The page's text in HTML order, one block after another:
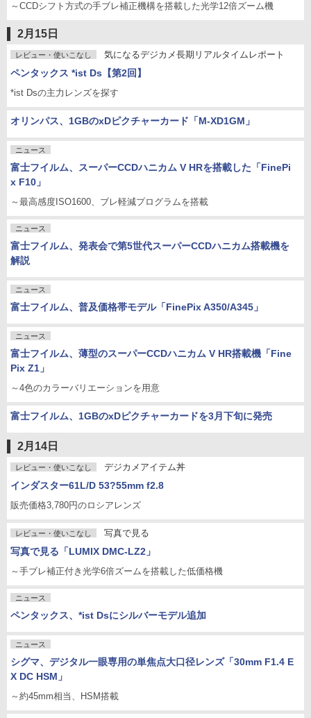
～CCDシフト方式の手ブレ補正機構を搭載した光学12倍ズーム機
2月15日
レビュー・使いこなし 気になるデジカメ長期リアルタイムレポート
ペンタックス *ist Ds【第2回】
*ist Dsの主力レンズを探す
オリンパス、1GBのxDピクチャーカード「M-XD1GM」
ニュース
富士フイルム、スーパーCCDハニカム V HRを搭載した「FinePi
x F10」
～最高感度ISO1600、ブレ軽減プログラムを搭載
ニュース
富士フイルム、発表会で第5世代スーパーCCDハニカム搭載機を
解説
ニュース
富士フイルム、普及価格帯モデル「FinePix A350/A345」
ニュース
富士フイルム、薄型のスーパーCCDハニカム V HR搭載機「Fine
Pix Z1」
～4色のカラーバリエーションを用意
富士フイルム、1GBのxDピクチャーカードを3月下旬に発売
2月14日
レビュー・使いこなし デジカメアイテム丼
インダスター61L/D 53?55mm f2.8
販売価格3,780円のロシアレンズ
レビュー・使いこなし 写真で見る
写真で見る「LUMIX DMC-LZ2」
～手ブレ補正付き光学6倍ズームを搭載した低価格機
ニュース
ペンタックス、*ist Dsにシルバーモデル追加
ニュース
シグマ、デジタル一眼専用の単焦点大口径レンズ「30mm F1.4 E
X DC HSM」
～約45mm相当、HSM搭載